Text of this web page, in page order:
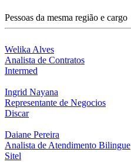
Pessoas da mesma região e cargo
Welika Alves
Analista de Contratos
Intermed
Ingrid Nayana
Representante de Negocios
Discar
Daiane Pereira
Analista de Atendimento Bilingue
Sitel